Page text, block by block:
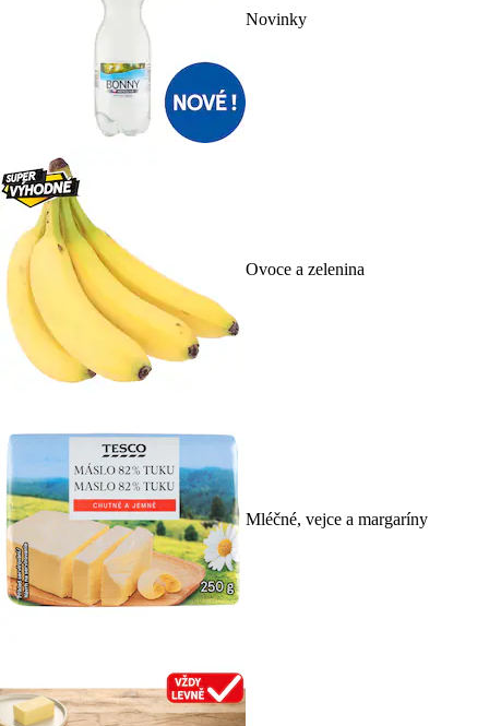
Novinky
Ovoce a zelenina
Mléčné, vejce a margaríny